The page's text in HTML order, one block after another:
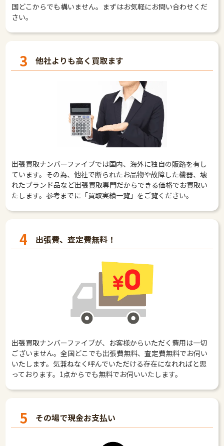
国どこからでも構いません。まずはお気軽にお問い合わせくだ
さい。
3 他社よりも高く買取ます
出張買取ナンバーファイブでは国内、海外に独自の販路を有し
ています。その為、他社で断られたお品物や故障した機器、壊
れたブランド品など出張買取専門だからできる価格でお買取い
たします。参考までに「買取実績一覧」をご覧ください。
4 出張費、査定費無料！
出張買取ナンバーファイブが、お客様からいただく費用は一切
ございません。全国どこでも出張費無料、査定費無料でお伺い
いたします。気兼ねなく呼んでいただける存在になれればと思
っております。1点からでも無料でお伺いいたします。
5 その場で現金お支払い